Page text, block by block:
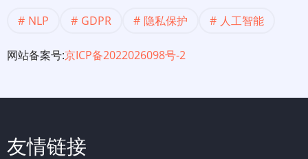
NLP GDPR 隐私保护 人工智能
网站备案号:京ICP备2022026098号-2
友情链接